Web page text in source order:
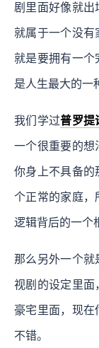
剧里面好像就出
就属于一个没有
就是要拥有一个
是人生最大的一
我们学过普罗提
一个很重要的想
你身上不具备的
个正常的家庭，
逻辑背后的一个
那么另外一个
视剧的设定里面
豪宅里面，现在
不错。